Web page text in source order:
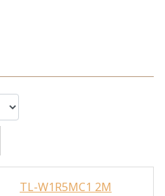
TL-W1R5MC1 2M